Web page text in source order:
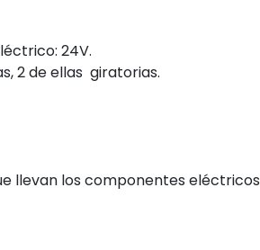
24V.
2 de ellas giratorias.
llevan los componentes eléctricos